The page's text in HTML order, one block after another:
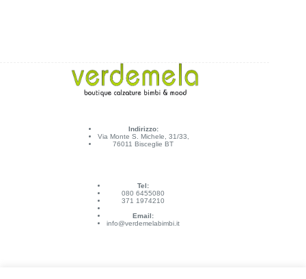
Indirizzo:
Via Monte S. Michele, 31/33,
76011 Bisceglie BT
Tel:
080 6455080
371 1974210
Email:
info@verdemelabimbi.it